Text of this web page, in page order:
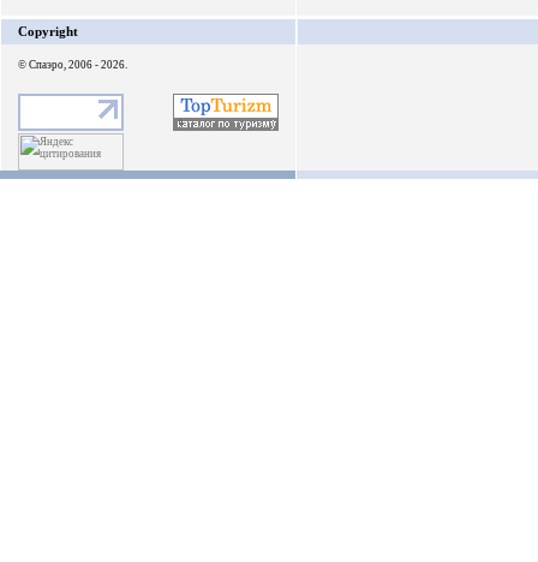
Copyright
© Спаэро, 2006 - 2026.